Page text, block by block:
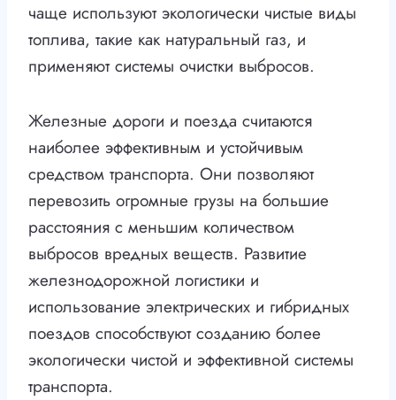
чаще используют экологически чистые виды
топлива, такие как натуральный газ, и
применяют системы очистки выбросов.
Железные дороги и поезда считаются
наиболее эффективным и устойчивым
средством транспорта. Они позволяют
перевозить огромные грузы на большие
расстояния с меньшим количеством
выбросов вредных веществ. Развитие
железнодорожной логистики и
использование электрических и гибридных
поездов способствуют созданию более
экологически чистой и эффективной системы
транспорта.